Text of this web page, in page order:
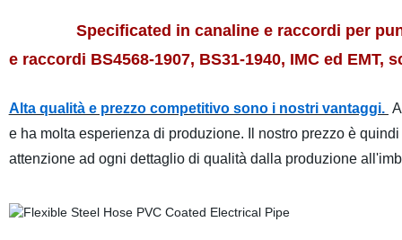
Specificated in canaline e raccordi per
e raccordi BS4568-1907, BS31-1940, IMC ed EMT,
Alta qualità e prezzo competitivo sono i nostri vantaggi.
e ha molta esperienza di produzione. Il nostro prezzo è
attenzione ad ogni dettaglio di qualità dalla produzione